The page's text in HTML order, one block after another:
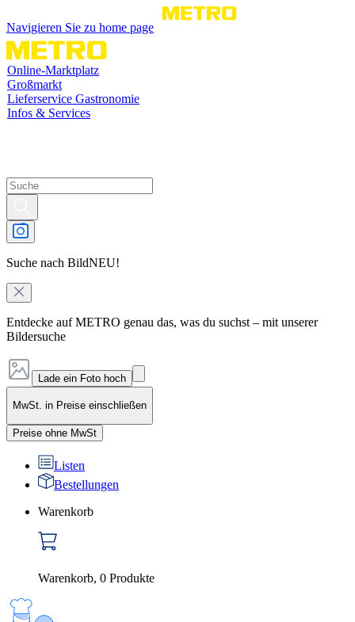
Navigieren Sie zu home page
Online-Marktplatz
Großmarkt
Lieferservice Gastronomie
Infos & Services
Suche nach BildNEU!
Entdecke auf METRO genau das, was du suchst – mit unserer
Bildersuche
Lade ein Foto hoch
MwSt. in Preise einschließen
Preise ohne MwSt
Listen
Bestellungen
Warenkorb
Warenkorb, 0 Produkte